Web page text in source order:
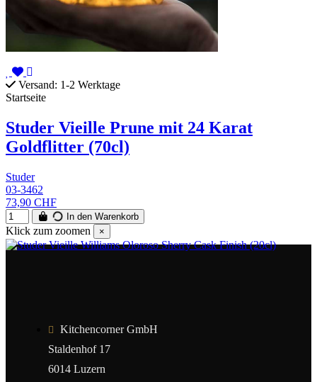
Versand: 1-2 Werktage
Startseite
Studer Vieille Prune mit 24 Karat
Goldflitter (70cl)
Studer
03-3462
73,90 CHF
In den Warenkorb
Klick zum zoomen ×
Kitchencorner GmbH
Staldenhof 17
6014 Luzern